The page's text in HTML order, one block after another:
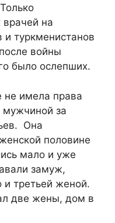
врачей на
и туркменистанов
войны
было ослепших.
не имела права
мужчиной за
Она
половине
мало и уже
замуж,
и третьей женой.
две жены, дом в